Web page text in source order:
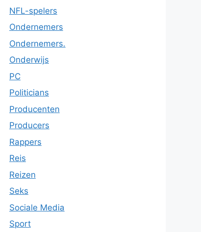
NFL-spelers
Ondernemers
Ondernemers.
Onderwijs
PC
Politicians
Producenten
Producers
Rappers
Reis
Reizen
Seks
Sociale Media
Sport